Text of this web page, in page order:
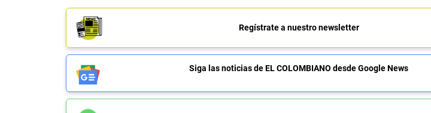
Regístrate a nuestro newsletter
Siga las noticias de EL COLOMBIANO desde Google News